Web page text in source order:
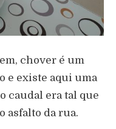
chover é um
e existe aqui uma
caudal era tal que
asfalto da rua.